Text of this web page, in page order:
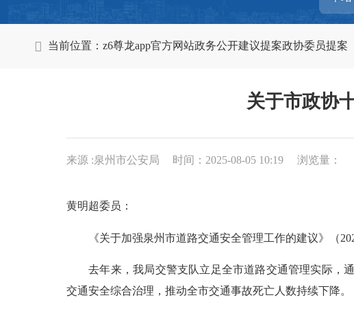
当前位置：z6尊龙app官方网站政务公开建议提案政协委员提案
关于市政协
来源 :泉州市公安局 时间：2025-08-05 10:19 浏览量：
黄明超委员：
《关于加强泉州市道路交通安全管理工作的建议》（
去年来，我局交警支队立足全市道路交通管理实际，通
交通安全综合治理，推动全市交通事故死亡人数持续下降。